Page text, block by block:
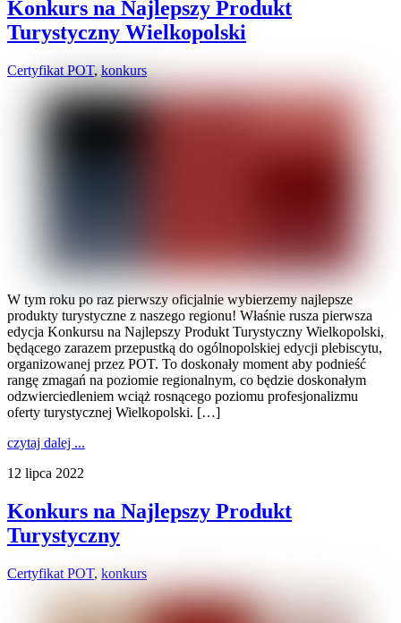
Konkurs na Najlepszy Produkt
Turystyczny Wielkopolski
Certyfikat POT,konkurs
W tym roku po raz pierwszy oficjalnie wybierzemy najlepsze
produkty turystyczne z naszego regionu! Właśnie rusza pierwsza
edycja Konkursu na Najlepszy Produkt Turystyczny Wielkopolski,
będącego zarazem przepustką do ogólnopolskiej edycji plebiscytu,
organizowanej przez POT. To doskonały moment aby podnieść
rangę zmagań na poziomie regionalnym, co będzie doskonałym
odzwierciedleniem wciąż rosnącego poziomu profesjonalizmu
oferty turystycznej Wielkopolski. […]
czytaj dalej ...
12 lipca 2022
Konkurs na Najlepszy Produkt
Turystyczny
Certyfikat POT, konkurs